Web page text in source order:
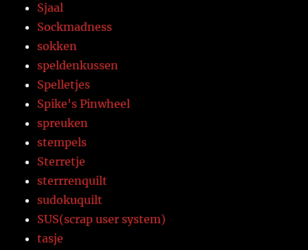
Sjaal
Sockmadness
sokken
speldenkussen
Spelletjes
Spike's Pinwheel
spreuken
stempels
Sterretje
sterrrenquilt
sudokuquilt
SUS(scrap user system)
tasje